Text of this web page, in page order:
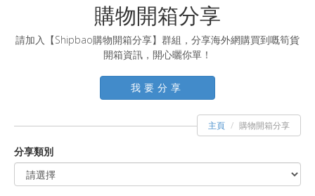
購物開箱分享
請加入【Shipbao購物開箱分享】群組，分享海外網購買到嘅筍貨
開箱資訊，開心曬你單！
我要分享
主頁 購物開箱分享
分享類別